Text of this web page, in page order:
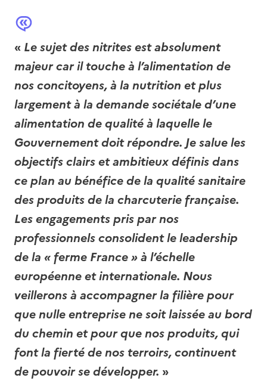
« Le sujet des nitrites est absolument
majeur car il touche à l’alimentation de
nos concitoyens, à la nutrition et plus
largement à la demande sociétale d’une
alimentation de qualité à laquelle le
Gouvernement doit répondre. Je salue les
objectifs clairs et ambitieux définis dans
ce plan au bénéfice de la qualité sanitaire
des produits de la charcuterie française.
Les engagements pris par nos
professionnels consolident le leadership
de la « ferme France » à l’échelle
européenne et internationale. Nous
veillerons à accompagner la filière pour
que nulle entreprise ne soit laissée au bord
du chemin et pour que nos produits, qui
font la fierté de nos terroirs, continuent
de pouvoir se développer. »